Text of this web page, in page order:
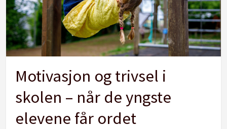
Motivasjon og trivsel i
skolen – når de yngste
elevene får ordet